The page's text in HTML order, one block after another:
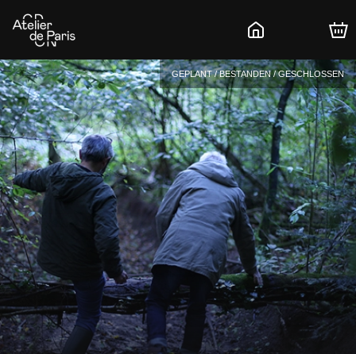
GEPLANT / BESTANDEN / GESCHLOSSEN